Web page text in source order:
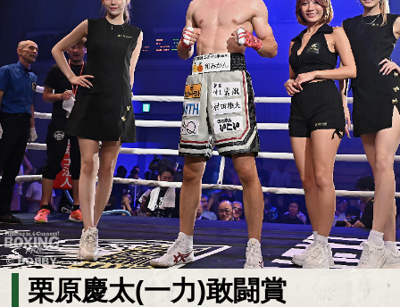
栗原慶太(一力)敢闘賞